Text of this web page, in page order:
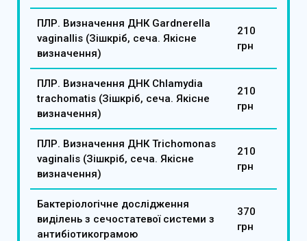
ПЛР. Визначення ДНК Gardnerella
vaginallis (Зішкріб, сеча. Якісне
визначення)
210
грн
ПЛР. Визначення ДНК Chlamydia
trachomatis (Зішкріб, сеча. Якісне
визначення)
210
грн
ПЛР. Визначення ДНК Trichomonas
vaginalis (Зішкріб, сеча. Якісне
визначення)
210
грн
Бактеріологічне дослідження
виділень з сечостатевої системи з
антибіотикограмою
370
грн